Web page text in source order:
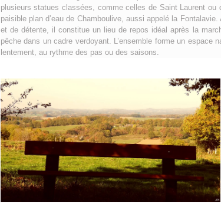
plusieurs statues classées, comme celles de Saint Laurent
paisible plan d’eau de Chamboulive, aussi appelé la
et de détente, il constitue un lieu de repos idéal après la
pêche dans un cadre verdoyant. L’ensemble forme un
lentement, au rythme des pas ou des saisons.